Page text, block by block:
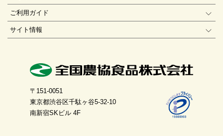
ご利用ガイド
サイト情報
〒151-0051
東京都渋谷区千駄ヶ谷5-32-10
南新宿SKビル 4F